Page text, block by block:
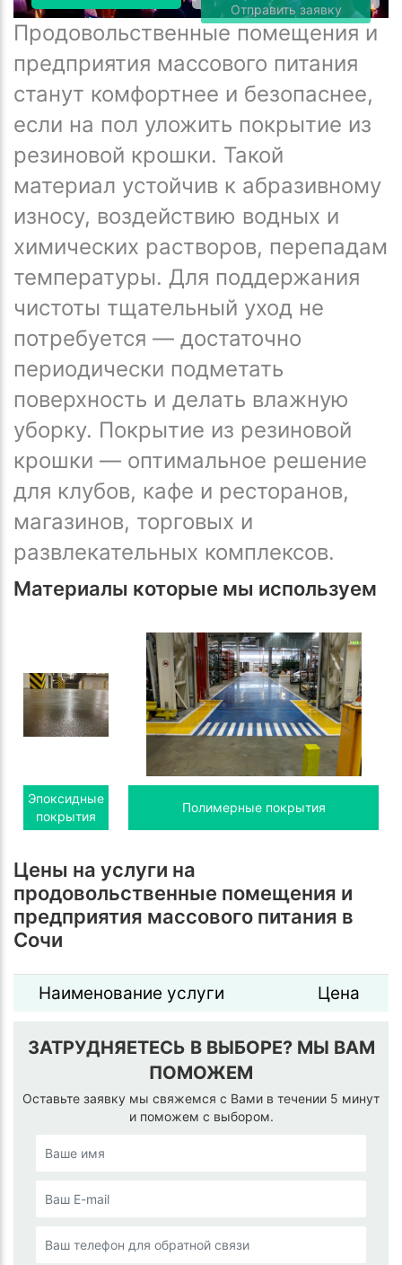
Отправить заявку
Продовольственные помещения и
предприятия массового питания
станут комфортнее и безопаснее,
если на пол уложить покрытие из
резиновой крошки. Такой
материал устойчив к абразивному
износу, воздействию водных и
химических растворов, перепадам
температуры. Для поддержания
чистоты тщательный уход не
потребуется — достаточно
периодически подметать
поверхность и делать влажную
уборку. Покрытие из резиновой
крошки — оптимальное решение
для клубов, кафе и ресторанов,
магазинов, торговых и
развлекательных комплексов.
Материалы которые мы используем
Эпоксидные
покрытия
Полимерные покрытия
Цены на услуги на
продовольственные помещения и
предприятия массового питания в
Сочи
Наименование услуги Цена
ЗАТРУДНЯЕТЕСЬ В ВЫБОРЕ? МЫ ВАМ
ПОМОЖЕМ
Оставьте заявку мы свяжемся с Вами в течении 5 минут
и поможем с выбором.